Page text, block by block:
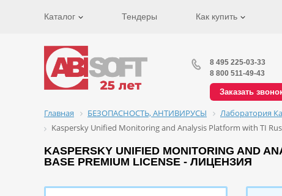
Каталог Тендеры Как купить
8 495 225-03-33
8 800 511-49-43
Заказать
Главная БЕЗОПАСНОСТЬ, АНТИВИРУСЫ Лаборатория
Kaspersky Unified Monitoring and Analysis Platform with TI
KASPERSKY UNIFIED MONITORING AND
BASE PREMIUM LICENSE - ЛИЦЕНЗИЯ